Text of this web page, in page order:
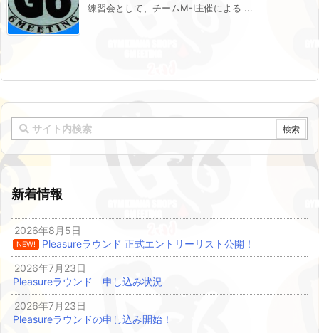
練習会として、チームM-I主催による ...
新着情報
2026年8月5日
NEW!
Pleasureラウンド 正式エントリーリスト公開！
2026年7月23日
Pleasureラウンド 申し込み状況
2026年7月23日
Pleasureラウンドの申し込み開始！